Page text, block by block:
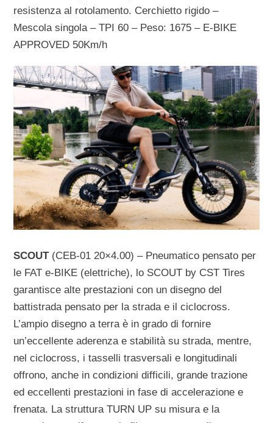
resistenza al rotolamento. Cerchietto rigido –
Mescola singola – TPI 60 – Peso: 1675 – E-BIKE
APPROVED 50Km/h
SCOUT (CEB-01 20×4.00) – Pneumatico pensato per
le FAT e-BIKE (elettriche), lo SCOUT by CST Tires
garantisce alte prestazioni con un disegno del
battistrada pensato per la strada e il ciclocross.
L’ampio disegno a terra è in grado di fornire
un’eccellente aderenza e stabilità su strada, mentre,
nel ciclocross, i tasselli trasversali e longitudinali
offrono, anche in condizioni difficili, grande trazione
ed eccellenti prestazioni in fase di accelerazione e
frenata. La struttura TURN UP su misura e la